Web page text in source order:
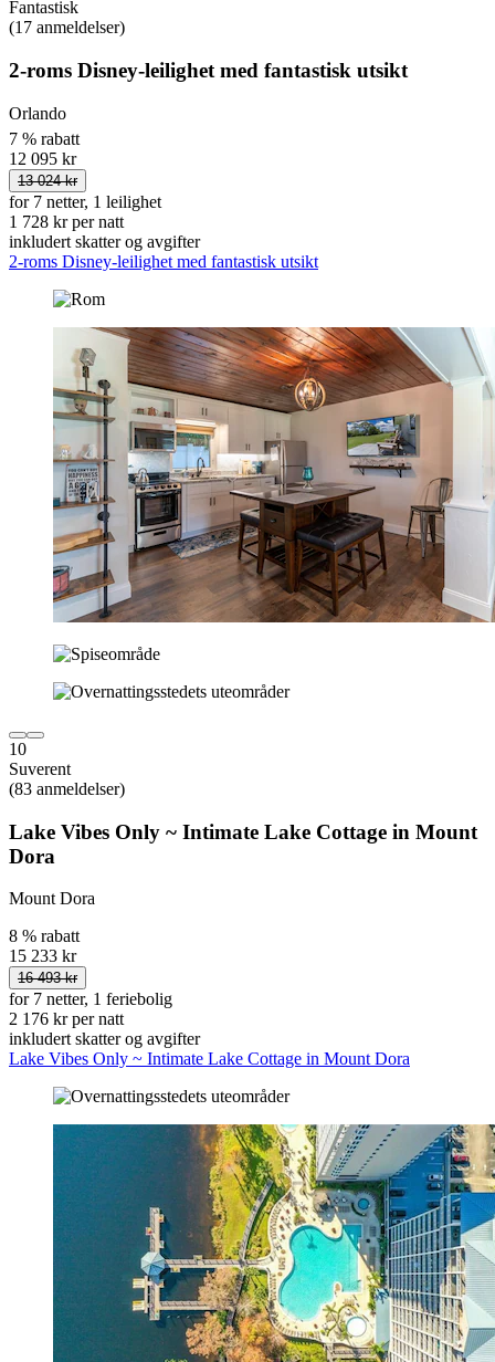
Fantastisk
(17 anmeldelser)
2-roms Disney-leilighet med fantastisk utsikt
Orlando
7 % rabatt
12 095 kr
13 024 kr
for 7 netter, 1 leilighet
1 728 kr per natt
inkludert skatter og avgifter
2-roms Disney-leilighet med fantastisk utsikt
10
Suverent
(83 anmeldelser)
Lake Vibes Only ~ Intimate Lake Cottage in Mount
Dora
Mount Dora
8 % rabatt
15 233 kr
16 493 kr
for 7 netter, 1 feriebolig
2 176 kr per natt
inkludert skatter og avgifter
Lake Vibes Only ~ Intimate Lake Cottage in Mount Dora